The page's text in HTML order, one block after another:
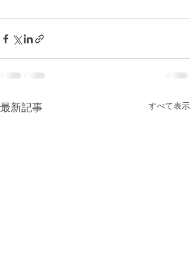
最新記事 すべて表示